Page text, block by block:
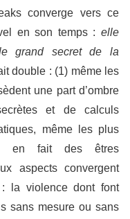
converge vers ce
en son temps : elle
grand secret de la
double : (1) même les
une part d’ombre
et de calculs
même les plus
en fait des êtres
aspects convergent
la violence dont font
sans mesure ou sans